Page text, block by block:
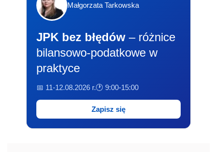
Małgorzata Tarkowska
JPK bez błędów – różnice
bilansowo-podatkowe w
praktyce
📅 11-12.08.2026 r.🕐 9:00-15:00
Zapisz się